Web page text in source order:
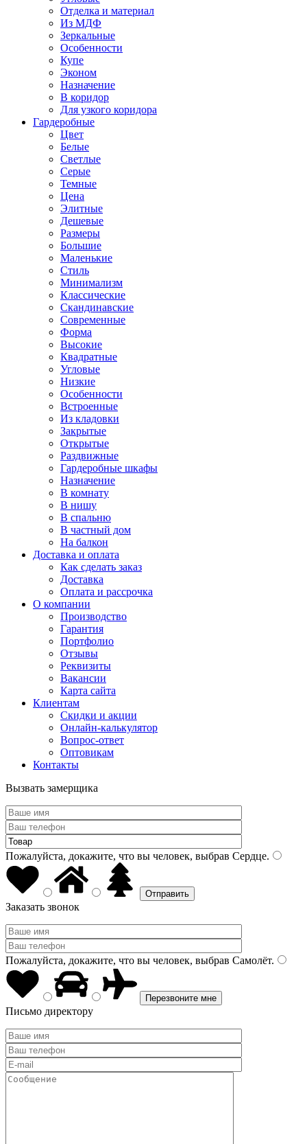
Отделка и материал
Из МДФ
Зеркальные
Особенности
Купе
Эконом
Назначение
В коридор
Для узкого коридора
Гардеробные
Цвет
Белые
Светлые
Серые
Темные
Цена
Элитные
Дешевые
Размеры
Большие
Маленькие
Стиль
Минимализм
Классические
Скандинавские
Современные
Форма
Высокие
Квадратные
Угловые
Низкие
Особенности
Встроенные
Из кладовки
Закрытые
Открытые
Раздвижные
Гардеробные шкафы
Назначение
В комнату
В нишу
В спальню
В частный дом
На балкон
Доставка и оплата
Как сделать заказ
Доставка
Оплата и рассрочка
О компании
Производство
Гарантия
Портфолио
Отзывы
Реквизиты
Вакансии
Карта сайта
Клиентам
Скидки и акции
Онлайн-калькулятор
Вопрос-ответ
Оптовикам
Контакты
Вызвать замерщика
Пожалуйста, докажите, что вы человек, выбрав Сердце.
Заказать звонок
Пожалуйста, докажите, что вы человек, выбрав Самолёт.
Письмо директору